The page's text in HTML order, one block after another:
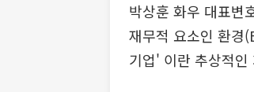
박상훈 화우 대표변
재무적 요소인 환
기업' 이란 추상적